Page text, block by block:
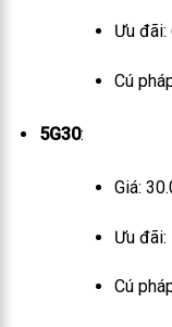
Ưu
Cú
5G30:
Giá:
Ưu
Cú